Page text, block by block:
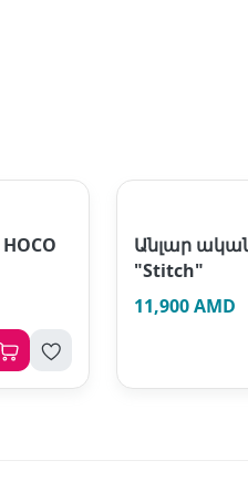
Անլար
"Stitch"
11,900 AMD